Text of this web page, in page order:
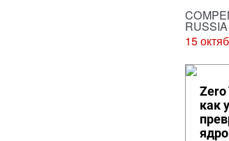
15
Zero
как